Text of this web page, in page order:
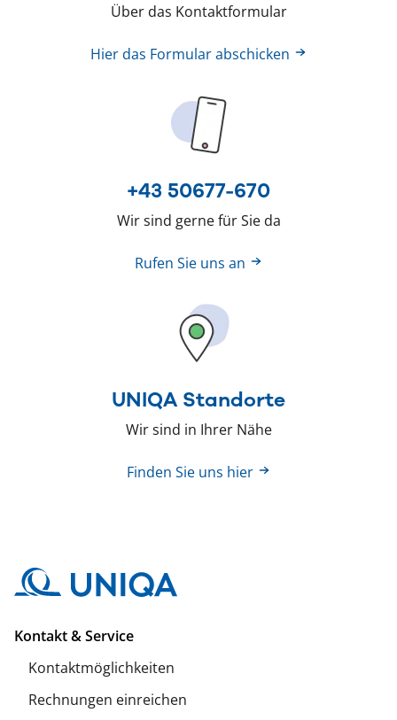
Über das Kontaktformular
Hier das Formular abschicken
+43 50677-670
Wir sind gerne für Sie da
Rufen Sie uns an
UNIQA Standorte
Wir sind in Ihrer Nähe
Finden Sie uns hier
Kontakt & Service
Kontaktmöglichkeiten
Rechnungen einreichen